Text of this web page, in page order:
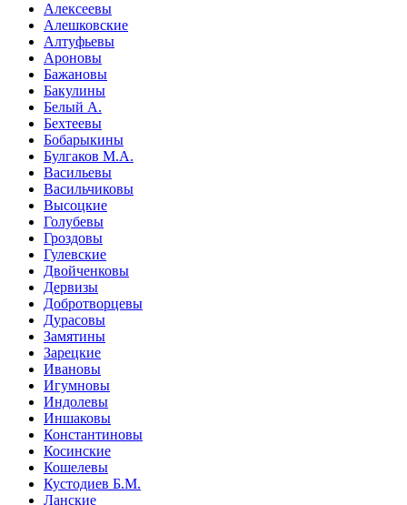
Алексеевы
Алешковские
Алтуфьевы
Ароновы
Бажановы
Бакулины
Белый А.
Бехтеевы
Бобарыкины
Булгаков М.А.
Васильевы
Васильчиковы
Высоцкие
Голубевы
Гроздовы
Гулевские
Двойченковы
Дервизы
Добротворцевы
Дурасовы
Замятины
Зарецкие
Ивановы
Игумновы
Индолевы
Иншаковы
Константиновы
Косинские
Кошелевы
Кустодиев Б.М.
Ланские